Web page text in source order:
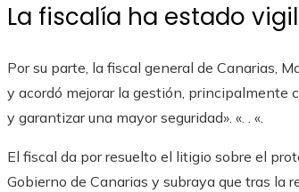
La fiscalía ha estado
Por su parte, la fiscal general de Canarias,
y acordó mejorar la gestión, principalmente
y garantizar una mayor seguridad». «. . «.
El fiscal da por resuelto el litigio sobre el
Gobierno de Canarias y subraya que tras la